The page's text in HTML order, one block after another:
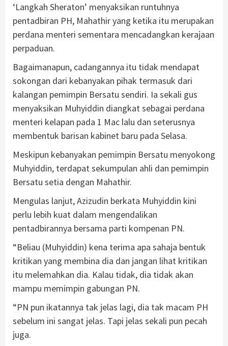
‘Langkah Sheraton’ menyaksikan runtuhnya
pentadbiran PH, Mahathir yang ketika itu merupakan
perdana menteri sementara mencadangkan kerajaan
perpaduan.
Bagaimanapun, cadangannya itu tidak mendapat
sokongan dari kebanyakan pihak termasuk dari
kalangan pemimpin Bersatu sendiri. Ia sekali gus
menyaksikan Muhyiddin diangkat sebagai perdana
menteri kelapan pada 1 Mac lalu dan seterusnya
membentuk barisan kabinet baru pada Selasa.
Meskipun kebanyakan pemimpin Bersatu menyokong
Muhyiddin, terdapat sekumpulan ahli dan pemimpin
Bersatu setia dengan Mahathir.
Mengulas lanjut, Azizudin berkata Muhyiddin kini
perlu lebih kuat dalam mengendalikan
pentadbirannya bersama parti kompenan PN.
“Beliau (Muhyiddin) kena terima apa sahaja bentuk
kritikan yang membina dia dan jangan lihat kritikan
itu melemahkan dia. Kalau tidak, dia tidak akan
mampu memimpin gabungan PN.
“PN pun ikatannya tak jelas lagi, dia tak macam PH
sebelum ini sangat jelas. Tapi jelas sekali pun pecah
juga.